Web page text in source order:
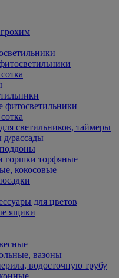
фитосветильники
светильников, таймеры
рассады
горшки торфяные
кокосовые
для цветов
ящики
вазоны
водосточную трубу